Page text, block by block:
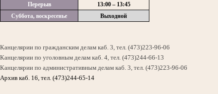
Перерыв
13:00 – 13:45
Суббота, воскресенье
Выходной
Канцелярии по гражданским делам каб. 3, тел. (473)223-96-06
Канцелярии по уголовным делам каб. 4, тел. (473)244-66-13
Канцелярии по административным делам каб. 3, тел. (473)223-96-06
Архив каб. 16, тел. (473)244-65-14